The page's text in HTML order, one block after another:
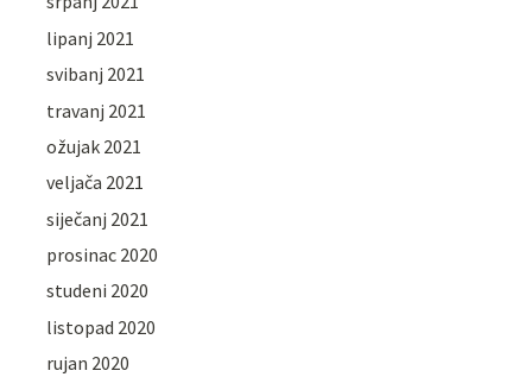
lipanj 2021
svibanj 2021
travanj 2021
ožujak 2021
veljača 2021
siječanj 2021
prosinac 2020
studeni 2020
listopad 2020
rujan 2020